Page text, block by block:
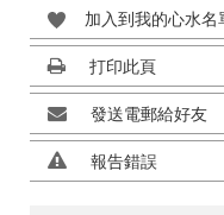
加入到我的心水名
打印此頁
發送電郵給好友
報告錯誤